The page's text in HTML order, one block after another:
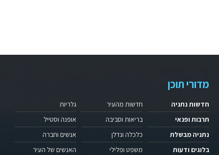
מדורי תוכן
חדשות נתניה
תרבות ופנאי
נתניה מבשלת
בלוגים ודעות
חדשות מהעיר
בריאות וסביבה
כלכלה ונדלן
משפט ופלילי
גלריות
אופנה וסטייל
אנשים וחברה
האנשים של העיר